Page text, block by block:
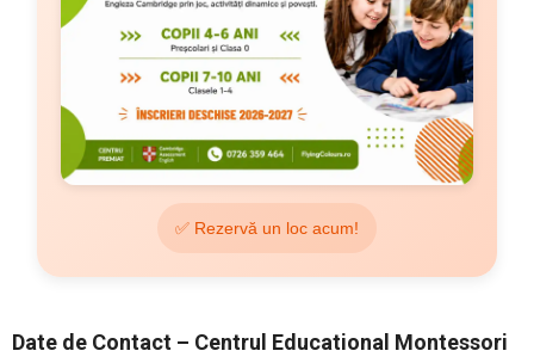
✅ Rezervă un loc acum!
Date de Contact – Centrul Educational Montessori